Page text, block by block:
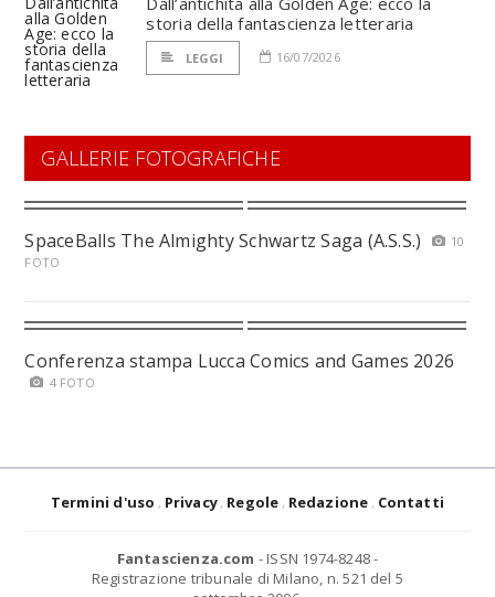
storia della fantascienza letteraria
LEGGI 16/07/2026
GALLERIE FOTOGRAFICHE
SpaceBalls The Almighty Schwartz Saga (A.S.S.)
10
FOTO
Conferenza stampa Lucca Comics and Games 2026
4 FOTO
Termini d'uso Privacy Regole Redazione Contatti
Fantascienza.com - ISSN 1974-8248 -
Registrazione tribunale di Milano, n. 521 del 5